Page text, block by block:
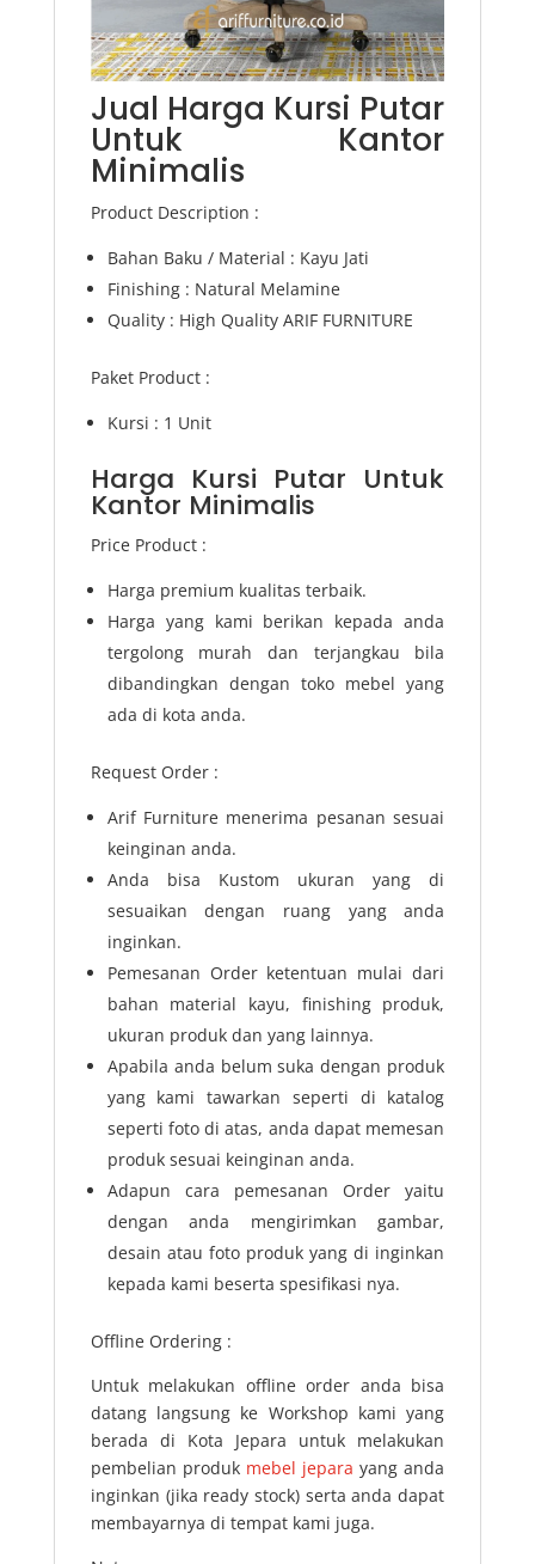
Jual Harga Kursi Putar
Untuk Kantor
Minimalis
Product Description :
Bahan Baku / Material : Kayu Jati
Finishing : Natural Melamine
Quality : High Quality ARIF FURNITURE
Paket Product :
Kursi : 1 Unit
Harga Kursi Putar Untuk
Kantor Minimalis
Price Product :
Harga premium kualitas terbaik.
Harga yang kami berikan kepada anda
tergolong murah dan terjangkau bila
dibandingkan dengan toko mebel yang
ada di kota anda.
Request Order :
Arif Furniture menerima pesanan sesuai
keinginan anda.
Anda bisa Kustom ukuran yang di
sesuaikan dengan ruang yang anda
inginkan.
Pemesanan Order ketentuan mulai dari
bahan material kayu, finishing produk,
ukuran produk dan yang lainnya.
Apabila anda belum suka dengan produk
yang kami tawarkan seperti di katalog
seperti foto di atas, anda dapat memesan
produk sesuai keinginan anda.
Adapun cara pemesanan Order yaitu
dengan anda mengirimkan gambar,
desain atau foto produk yang di inginkan
kepada kami beserta spesifikasi nya.
Offline Ordering :
Untuk melakukan offline order anda bisa
datang langsung ke Workshop kami yang
berada di Kota Jepara untuk melakukan
pembelian produk mebel jepara yang anda
inginkan (jika ready stock) serta anda dapat
membayarnya di tempat kami juga.